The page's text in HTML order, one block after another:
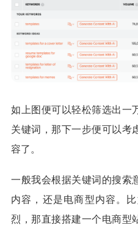
如上图便可以轻松筛选出一
关键词，那下一步便可以考
容了。
一般我会根据关键词的搜索
内容，还是电商型内容。
烈，那直接搭建一个电商型